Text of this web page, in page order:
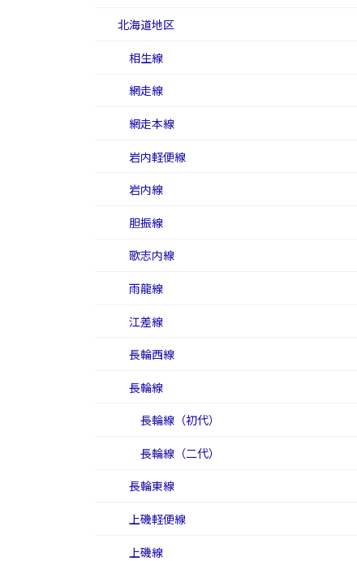
北海道地区
相生線
網走線
網走本線
岩内軽便線
岩内線
胆振線
歌志内線
雨龍線
江差線
長輪西線
長輪線
長輪線（初代）
長輪線（二代）
長輪東線
上磯軽便線
上磯線